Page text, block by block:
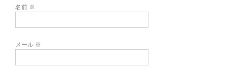
名前 ※
メール ※